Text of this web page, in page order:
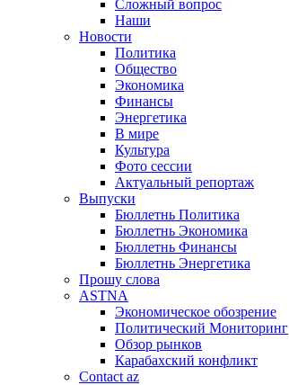
Сложный вопрос
Наши
Новости
Политика
Общество
Экономика
Финансы
Энергетика
В мире
Культура
Фото сессии
Актуальный репортаж
Выпуски
Бюллетнь Политика
Бюллетнь Экономика
Бюллетнь Финансы
Бюллетнь Энергетика
Прошу слова
ASTNA
Экономическое обозрение
Политический Мониторинг
Обзор рынков
Карабахский конфликт
Contact az